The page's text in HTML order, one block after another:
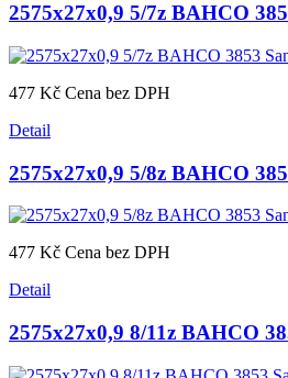
2575x27x0,9 5/7z BAHCO
477 Kč Cena bez DPH
Detail
2575x27x0,9 5/8z BAHCO
477 Kč Cena bez DPH
Detail
2575x27x0,9 8/11z BAHCO